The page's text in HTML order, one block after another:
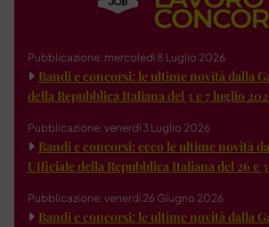
Pubblicazione: mercoledì 8 Luglio 2026
Bandi e concorsi: le ultime novità dalla
della Repubblica Italiana del 3 e 7 luglio
Pubblicazione: venerdì 3 Luglio 2026
Bandi e concorsi: ecco le ultime novità
Ufficiale della Repubblica Italiana del 26 e
Pubblicazione: venerdì 26 Giugno 2026
Bandi e concorsi: le ultime novità dalla